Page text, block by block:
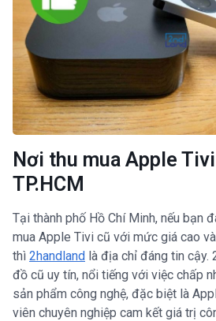
Nơi thu mua Apple
TP.HCM
Tại thành phố Hồ Chí Minh, nếu bạn
mua Apple Tivi cũ với mức giá cao
thì 2handland là địa chỉ đáng tin cậy.
đồ cũ uy tín, nổi tiếng với việc chấp
sản phẩm công nghệ, đặc biệt là
viên chuyên nghiệp cam kết giá trị